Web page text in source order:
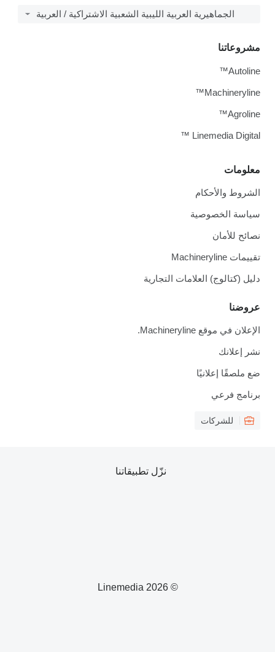
الجماهيرية العربية الليبية الشعبية الاشتراكية / العربية
معلومات
الشروط والأحكام
سياسة الخصوصية
نصائح للأمان
تقييمات Machineryline
دليل (كتالوج) العلامات التجارية
عروضنا
الإعلان في موقع Machineryline.
نشر إعلانك
ضع ملصقًا إعلانيًا
برنامج فرعي
للشركات
مشروعاتنا
Autoline™
Machineryline™
Agroline™
Linemedia Digital ™
© 2026 Linemedia
نزّل تطبيقاتنا